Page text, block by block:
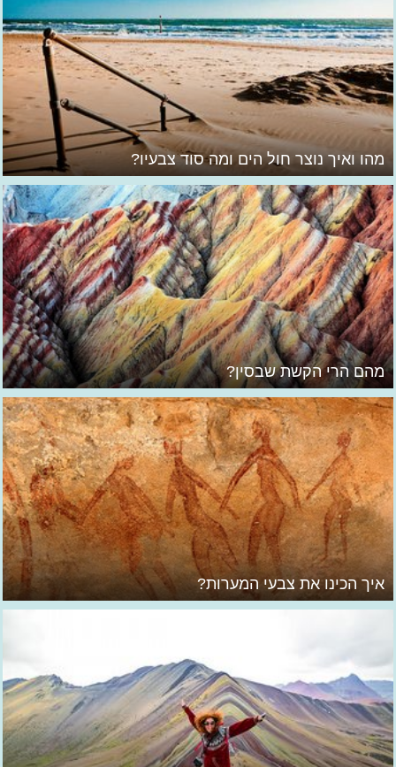
מהו ואיך נוצר חול הים ומה סוד צבעיו?
מהם הרי הקשת שבסין?
איך הכינו את צבעי המערות?